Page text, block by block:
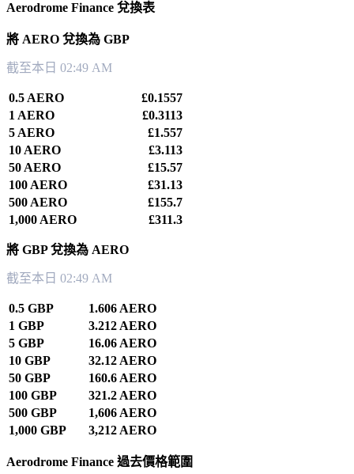
Aerodrome Finance 兌換表
將 AERO 兌換為 GBP
截至本日 02:49 AM
0.5 AERO
£0.1557
1 AERO
£0.3113
5 AERO
£1.557
10 AERO
£3.113
50 AERO
£15.57
100 AERO
£31.13
500 AERO
£155.7
1,000 AERO
£311.3
將 GBP 兌換為 AERO
截至本日 02:49 AM
0.5 GBP
1.606 AERO
1 GBP
3.212 AERO
5 GBP
16.06 AERO
10 GBP
32.12 AERO
50 GBP
160.6 AERO
100 GBP
321.2 AERO
500 GBP
1,606 AERO
1,000 GBP
3,212 AERO
Aerodrome Finance 過去價格範圍